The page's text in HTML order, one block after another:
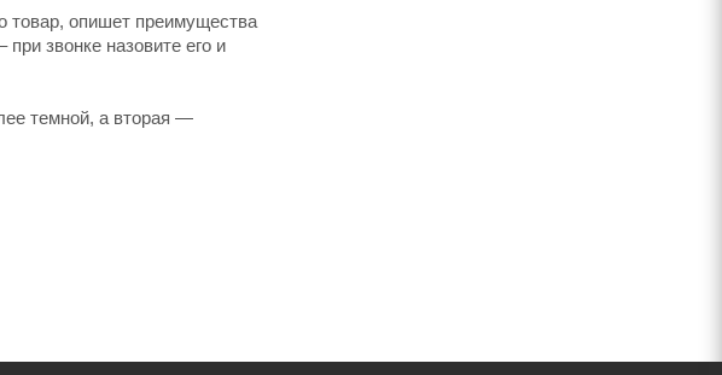
товар, опишет преимущества
звонке назовите его и
темной, а вторая —